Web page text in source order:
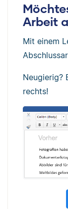
Arbeit
Mit einem
Neugierig?
rechts!